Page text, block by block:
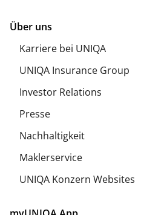
Über uns
Karriere bei UNIQA
UNIQA Insurance Group
Investor Relations
Presse
Nachhaltigkeit
Maklerservice
UNIQA Konzern Websites